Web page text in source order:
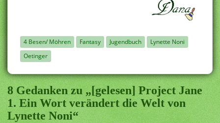
4 Besen/ Möhren Fantasy Jugendbuch
Lynette Noni
Oetinger
8 Gedanken zu „[gelesen] Project Jane
1. Ein Wort verändert die Welt von
Lynette Noni“